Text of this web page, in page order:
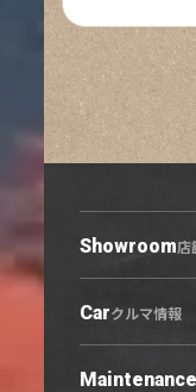
Showroom店
店舗情報トップ
小牧原店
春日井六軒屋店
Carクルマ情報
クルマ情報トップ
Maintenance